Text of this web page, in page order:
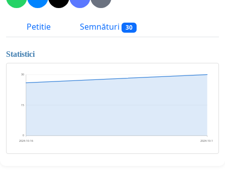
Petitie Semnături 30
Statistici
0
15
30
2024-10-16 2024-10-17